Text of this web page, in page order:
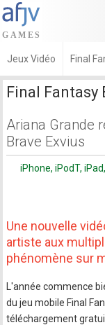
Jeux Vidéo Final
Final Fantasy
Ariana Grande
Brave Exvius
iPhone, iPodT,
Une nouvelle
artiste aux
phénomène sur
L'année commence
du jeu mobile Final
téléchargement